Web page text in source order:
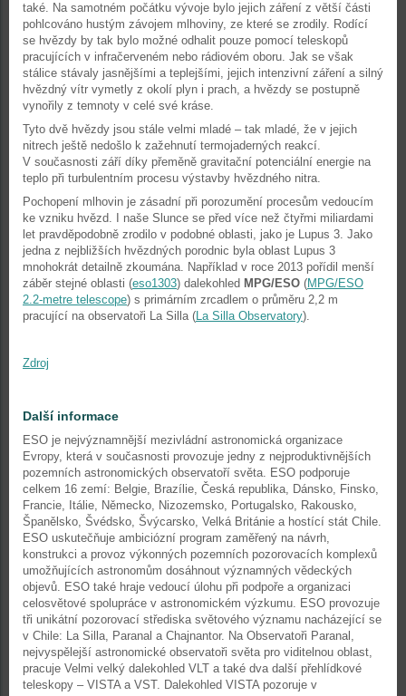
také. Na samotném počátku vývoje bylo jejich záření z větší části
pohlcováno hustým závojem mlhoviny, ze které se zrodily. Rodící
se hvězdy by tak bylo možné odhalit pouze pomocí teleskopů
pracujících v infračerveném nebo rádiovém oboru. Jak se však
stálice stávaly jasnějšími a teplejšími, jejich intenzivní záření a silný
hvězdný vítr vymetly z okolí plyn i prach, a hvězdy se postupně
vynořily z temnoty v celé své kráse.
Tyto dvě hvězdy jsou stále velmi mladé – tak mladé, že v jejich
nitrech ještě nedošlo k zažehnutí termojaderných reakcí.
V současnosti září díky přeměně gravitační potenciální energie na
teplo při turbulentním procesu výstavby hvězdného nitra.
Pochopení mlhovin je zásadní při porozumění procesům vedoucím
ke vzniku hvězd. I naše Slunce se před více než čtyřmi miliardami
let pravděpodobně zrodilo v podobné oblasti, jako je Lupus 3. Jako
jedna z nejbližších hvězdných porodnic byla oblast Lupus 3
mnohokrát detailně zkoumána. Například v roce 2013 pořídil menší
záběr stejné oblasti (eso1303) dalekohled MPG/ESO (MPG/ESO
2.2-metre telescope) s primárním zrcadlem o průměru 2,2 m
pracující na observatoři La Silla (La Silla Observatory).
Zdroj
Další informace
ESO je nejvýznamnější mezivládní astronomická organizace
Evropy, která v současnosti provozuje jedny z nejproduktivnějších
pozemních astronomických observatoří světa. ESO podporuje
celkem 16 zemí: Belgie, Brazílie, Česká republika, Dánsko, Finsko,
Francie, Itálie, Německo, Nizozemsko, Portugalsko, Rakousko,
Španělsko, Švédsko, Švýcarsko, Velká Británie a hostící stát Chile.
ESO uskutečňuje ambiciózní program zaměřený na návrh,
konstrukci a provoz výkonných pozemních pozorovacích komplexů
umožňujících astronomům dosáhnout významných vědeckých
objevů. ESO také hraje vedoucí úlohu při podpoře a organizaci
celosvětové spolupráce v astronomickém výzkumu. ESO provozuje
tři unikátní pozorovací střediska světového významu nacházející se
v Chile: La Silla, Paranal a Chajnantor. Na Observatoři Paranal,
nejvyspělejší astronomické observatoři světa pro viditelnou oblast,
pracuje Velmi velký dalekohled VLT a také dva další přehlídkové
teleskopy – VISTA a VST. Dalekohled VISTA pozoruje v